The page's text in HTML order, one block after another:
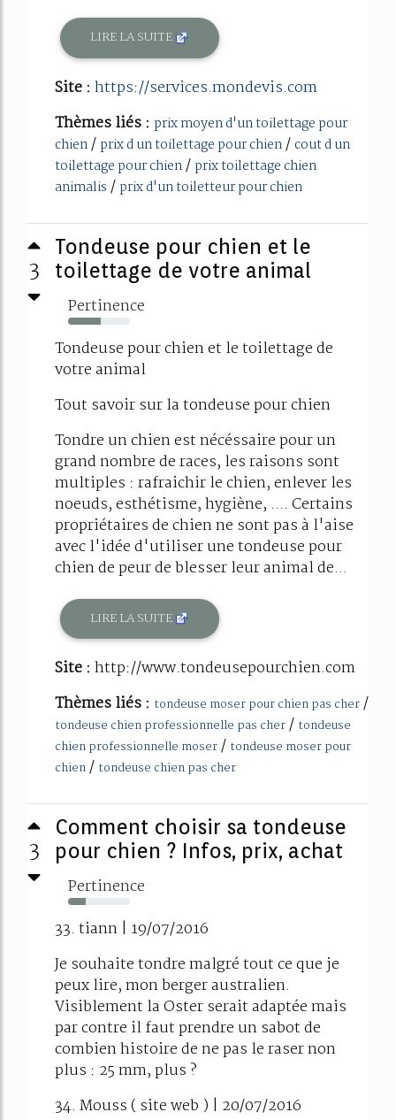
LIRE LA SUITE
Site : https://services.mondevis.com
Thèmes liés : prix moyen d'un toilettage pour
chien/ prix d un toilettage pour chien/ cout d un
toilettage pour chien/ prix toilettage chien
animalis / prix d'un toiletteur pour chien
3
Tondeuse pour chien et le
toilettage de votre animal
Pertinence
53%
Tondeuse pour chien et le toilettage de
votre animal
Tout savoir sur la tondeuse pour chien
Tondre un chien est nécéssaire pour un
grand nombre de races, les raisons sont
multiples : rafraichir le chien, enlever les
noeuds, esthétisme, hygiène, .... Certains
propriétaires de chien ne sont pas à l'aise
avec l'idée d'utiliser une tondeuse pour
chien de peur de blesser leur animal de...
LIRE LA SUITE
Site : http://www.tondeusepourchien.com
Thèmes liés : tondeuse moser pour chien pas cher/
tondeuse chien professionnelle pas cher/ tondeuse
chien professionnelle moser/ tondeuse moser pour
chien/ tondeuse chien pas cher
3
Comment choisir sa tondeuse
pour chien ? Infos, prix, achat
Pertinence
29%
33. tiann | 19/07/2016
Je souhaite tondre malgré tout ce que je
peux lire, mon berger australien.
Visiblement la Oster serait adaptée mais
par contre il faut prendre un sabot de
combien histoire de ne pas le raser non
plus : 25 mm, plus ?
34. Mouss ( site web ) | 20/07/2016